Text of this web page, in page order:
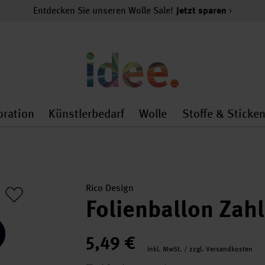
Entdecken Sie unseren Wolle Sale! Jetzt sparen
general.openMenu
Dekoration general.openMenu
Künstlerbedarf
Künstlerbedarf
Wolle
Wolle
Stoffe & Sticken
Rico Design
Folienballon
5,49 €
inkl. MwSt. / zzgl. Versandkosten